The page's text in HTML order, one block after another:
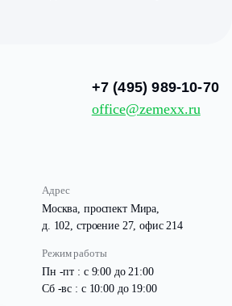
Адрес
Москва, проспект Мира,
д. 102, строение 27, офис 214
Режим работы
Пн -пт : с 9:00 до 21:00
Сб -вс : с 10:00 до 19:00
+7 (495) 989-10-70
office@zemexx.ru